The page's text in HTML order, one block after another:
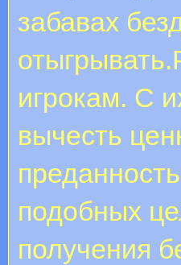
забавах
игрокам. С
вычесть
подобных
получения